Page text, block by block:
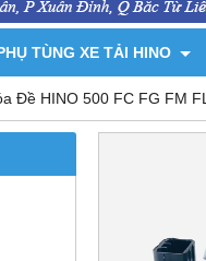
TÙNG XE TẢI HINO
Đề HINO 500 FC FG FM FL